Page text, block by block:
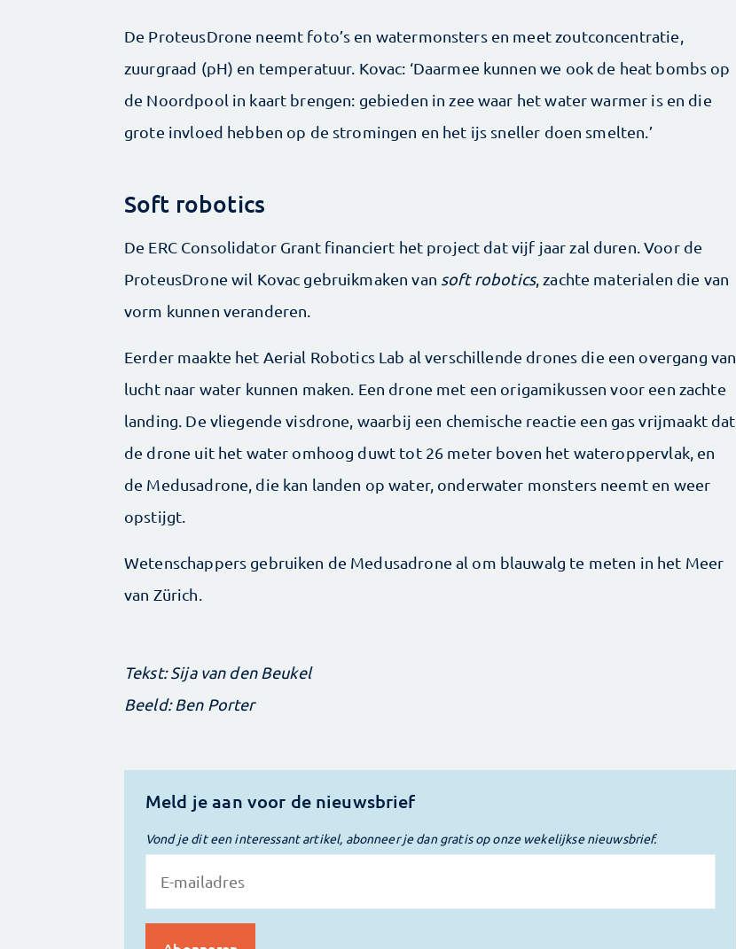
De ProteusDrone neemt foto’s en watermonsters en meet zoutconcentratie,
zuurgraad (pH) en ­temperatuur. ­Kovac: ‘Daarmee kunnen we ook de heat bombs op
de Noordpool in kaart brengen: gebieden in zee waar het water warmer is en die
grote invloed hebben op de stromingen en het ijs sneller doen smelten.’
Soft robotics
De ERC Consolidator Grant financiert het project dat vijf jaar zal duren. Voor de
ProteusDrone wil Kovac gebruikmaken van soft robotics, zachte materialen die van
vorm kunnen veranderen.
Eerder maakte het Aerial Robotics Lab al verschillende drones die een overgang van
lucht naar water kunnen maken. Een drone met een origamikussen voor een zachte
landing. De vliegende visdrone, waarbij een chemische reactie een gas vrijmaakt dat
de drone uit het water omhoog duwt tot 26 meter boven het wateroppervlak, en
de Medusa­drone, die kan landen op water, onderwater monsters neemt en weer
opstijgt.
Wetenschappers gebruiken de Medusadrone al om blauwalg te meten in het Meer
van Zürich.
Tekst: Sija van den Beukel
Beeld: Ben Porter
Meld je aan voor de nieuwsbrief
Vond je dit een interessant artikel, abonneer je dan gratis op onze wekelijkse nieuwsbrief.